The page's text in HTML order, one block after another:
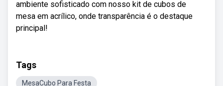
ambiente sofisticado com nosso kit de cubos de
mesa em acrílico, onde transparência é o destaque
principal!
Tags
MesaCubo Para Festa